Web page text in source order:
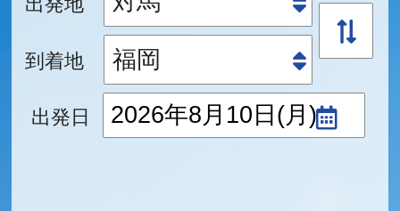
到着地
出発日